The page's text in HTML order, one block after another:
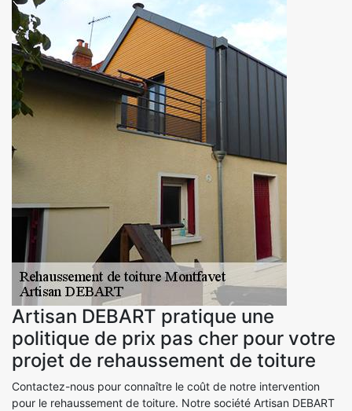
Artisan DEBART pratique une
politique de prix pas cher pour votre
projet de rehaussement de toiture
Contactez-nous pour connaître le coût de notre intervention
pour le rehaussement de toiture. Notre société Artisan DEBART